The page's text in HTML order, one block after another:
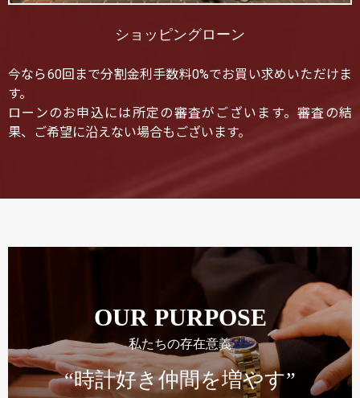
ショッピングローン
今なら60回まで分割金利手数料0%でお買い求めいただけま
す。
ローンのお申込には所定の審査がございます。審査の結
果、ご希望に沿えない場合もございます。
OUR PURPOSE
私たちの存在意義
“時計好き仲間を増やす”